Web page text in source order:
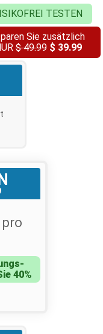
TESTEN
Sie zusätzlich
$ 49.99 $ 39.99
pro
40%